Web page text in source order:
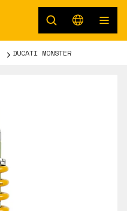
DUCATI MONSTER